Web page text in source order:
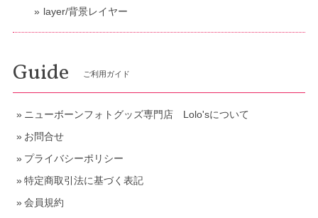
layer/背景レイヤー
Guide ご利用ガイド
ニューボーンフォトグッズ専門店 Lolo'sについて
お問合せ
プライバシーポリシー
特定商取引法に基づく表記
会員規約